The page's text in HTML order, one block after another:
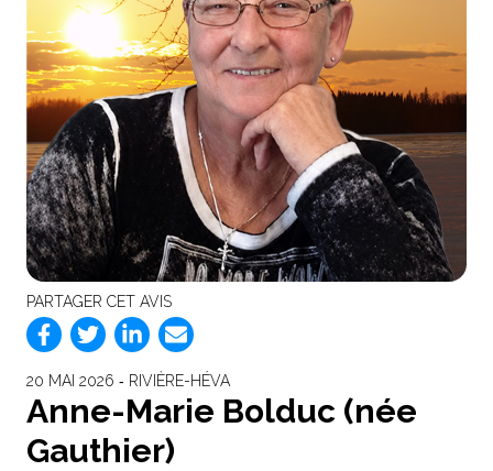
PARTAGER CET AVIS
20 MAI 2026 ‐ RIVIÈRE-HÉVA
Anne-Marie Bolduc (née
Gauthier)